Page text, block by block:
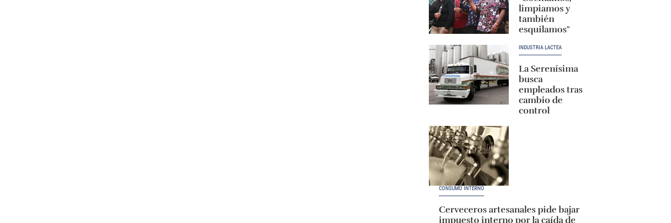
limpiamos y
también
esquilamos"
INDUSTRIA LÁCTEA
La Serenísima
busca
empleados tras
cambio de
control
CONSUMO INTERNO
Cerveceros artesanales pide bajar
impuesto interno por la caída de